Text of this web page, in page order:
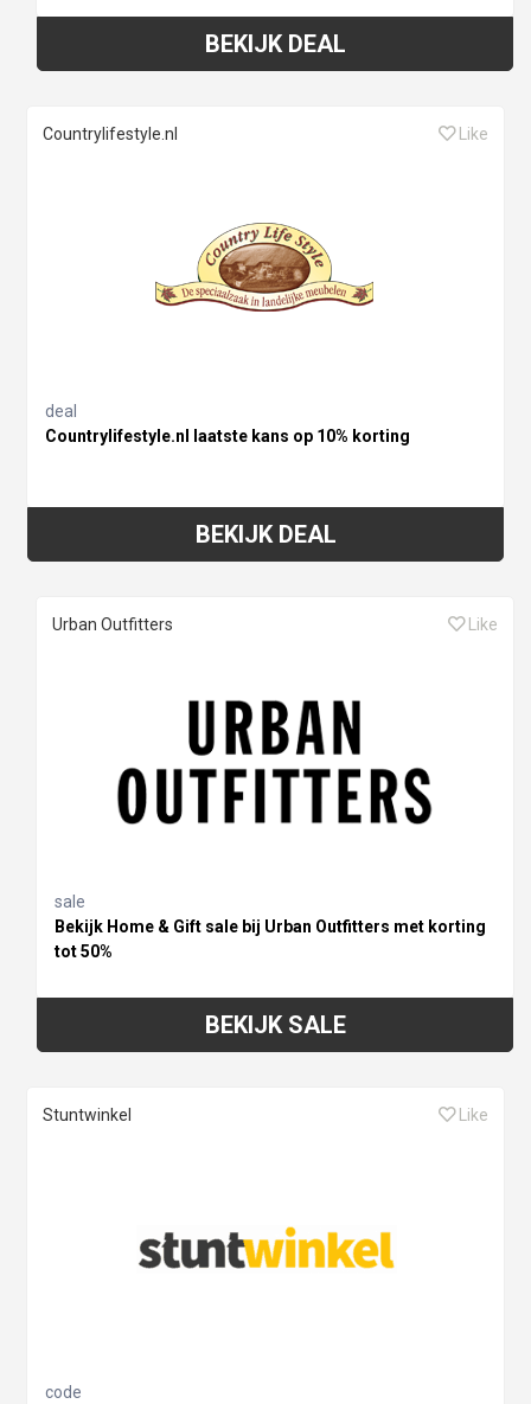
BEKIJK DEAL
Countrylifestyle.nl Like
deal
Countrylifestyle.nl laatste kans op 10% korting
BEKIJK DEAL
Urban Outfitters Like
sale
Bekijk Home & Gift sale bij Urban Outfitters met korting
tot 50%
BEKIJK SALE
Stuntwinkel Like
code